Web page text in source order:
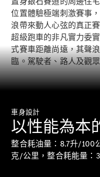
CLE Coupé
Mercedes-
AMG GT
Coupé
Mercedes-
AMG GT 4
Door
Coupé
全新型號
純電動
位置體驗極端刺激賽事
浪帶來動人心弦的真正
超級跑車的非凡實力委
式賽車距離尚遠，其聲
臨。駕駛者、路人及觀
車身設計
以性能為本
整合耗油量：8.7升/100
克/公里，整合耗能量：